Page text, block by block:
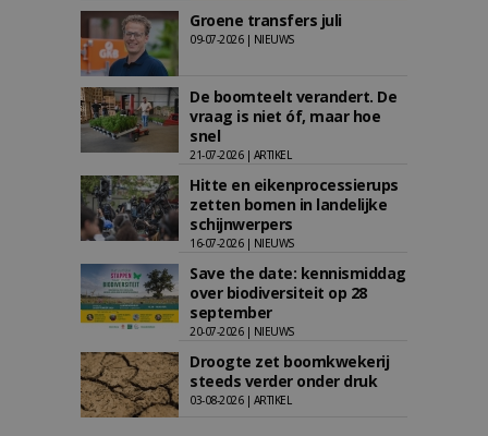
Groene transfers juli
09-07-2026 | NIEUWS
De boomteelt verandert. De
vraag is niet óf, maar hoe
snel
21-07-2026 | ARTIKEL
Hitte en eikenprocessierups
zetten bomen in landelijke
schijnwerpers
16-07-2026 | NIEUWS
Save the date: kennismiddag
over biodiversiteit op 28
september
20-07-2026 | NIEUWS
Droogte zet boomkwekerij
steeds verder onder druk
03-08-2026 | ARTIKEL